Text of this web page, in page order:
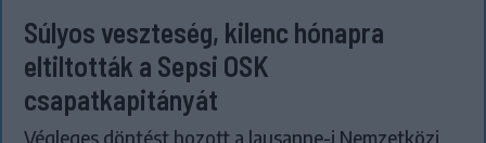
Súlyos veszteség, kilenc hónapra
eltiltották a Sepsi OSK
csapatkapitányát
Végleges döntést hozott a lausanne-i Nemzetközi